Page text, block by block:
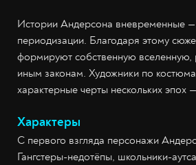
Истории Андерсона вневременные
периодизации. Благодаря этому
формируют собственную
иным законам. Художники по
характерные черты нескольких эпох
Характеры
С первого взгляда персонажи
Гангстеры-недотёпы, школьники-